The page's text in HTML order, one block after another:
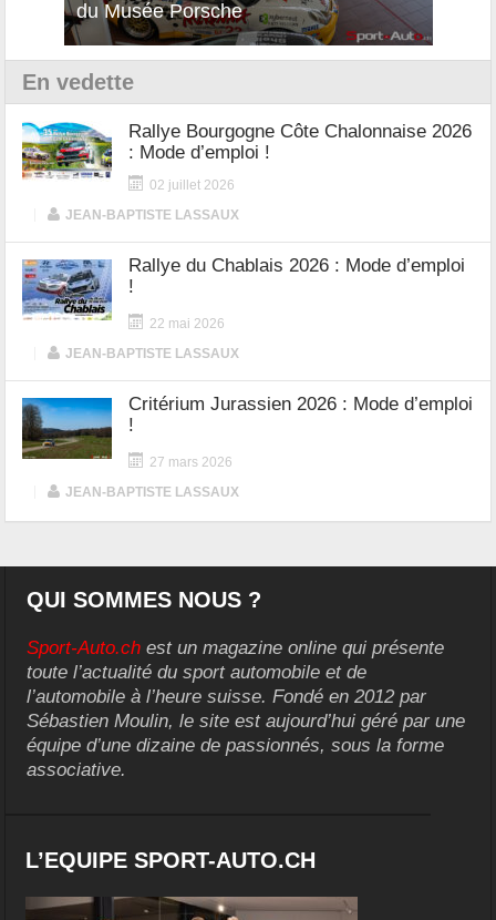
du Musée Porsche
12Cilindri Manuale
En vedette
Rallye Bourgogne Côte Chalonnaise 2026
: Mode d’emploi !
02 juillet 2026
JEAN-BAPTISTE LASSAUX
Rallye du Chablais 2026 : Mode d’emploi
!
22 mai 2026
JEAN-BAPTISTE LASSAUX
Critérium Jurassien 2026 : Mode d’emploi
!
27 mars 2026
JEAN-BAPTISTE LASSAUX
QUI SOMMES NOUS ?
Sport-Auto.ch est un magazine online qui présente
toute l’actualité du sport automobile et de
l’automobile à l’heure suisse. Fondé en 2012 par
Sébastien Moulin, le site est aujourd’hui géré par une
équipe d’une dizaine de passionnés, sous la forme
associative.
L’EQUIPE SPORT-AUTO.CH